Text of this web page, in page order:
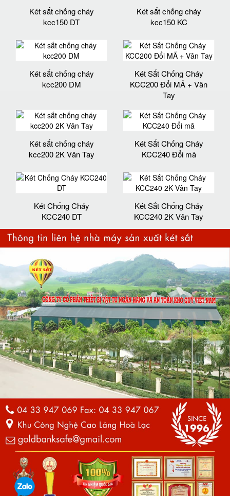
Két sắt chống cháy
kcc150 DT
Két sắt chống cháy
kcc150 KC
Két sắt chống cháy
kcc200 DM
Két Sắt Chống Cháy
KCC200 Đổi MÃ + Vân
Tay
Két sắt chống cháy
kcc200 2K Vân Tay
Két Sắt Chống Cháy
KCC240 Đổi mã
Két Chống Cháy
KCC240 DT
Két Sắt Chống Cháy
KCC240 2K Vân Tay